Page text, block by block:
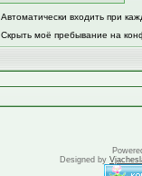
Автоматически входить при
Скрыть моё пребывание на
Designed by